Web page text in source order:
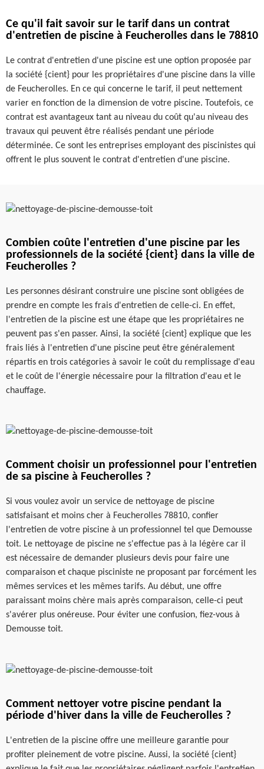
Ce qu'il fait savoir sur le tarif dans un contrat
d'entretien de piscine à Feucherolles dans le 78810
Le contrat d'entretien d'une piscine est une option proposée par
la société {cient} pour les propriétaires d'une piscine dans la ville
de Feucherolles. En ce qui concerne le tarif, il peut nettement
varier en fonction de la dimension de votre piscine. Toutefois, ce
contrat est avantageux tant au niveau du coût qu'au niveau des
travaux qui peuvent être réalisés pendant une période
déterminée. Ce sont les entreprises employant des piscinistes qui
offrent le plus souvent le contrat d'entretien d'une piscine.
Combien coûte l'entretien d'une piscine par les
professionnels de la société {cient} dans la ville de
Feucherolles ?
Les personnes désirant construire une piscine sont obligées de
prendre en compte les frais d'entretien de celle-ci. En effet,
l'entretien de la piscine est une étape que les propriétaires ne
peuvent pas s'en passer. Ainsi, la société {cient} explique que les
frais liés à l'entretien d'une piscine peut être généralement
répartis en trois catégories à savoir le coût du remplissage d'eau
et le coût de l'énergie nécessaire pour la filtration d'eau et le
chauffage.
Comment choisir un professionnel pour l'entretien
de sa piscine à Feucherolles ?
Si vous voulez avoir un service de nettoyage de piscine
satisfaisant et moins cher à Feucherolles 78810, confier
l'entretien de votre piscine à un professionnel tel que Demousse
toit. Le nettoyage de piscine ne s'effectue pas à la légère car il
est nécessaire de demander plusieurs devis pour faire une
comparaison et chaque pisciniste ne proposant par forcément les
mêmes services et les mêmes tarifs. Au début, une offre
paraissant moins chère mais après comparaison, celle-ci peut
s'avérer plus onéreuse. Pour éviter une confusion, fiez-vous à
Demousse toit.
Comment nettoyer votre piscine pendant la
période d'hiver dans la ville de Feucherolles ?
L'entretien de la piscine offre une meilleure garantie pour
profiter pleinement de votre piscine. Aussi, la société {cient}